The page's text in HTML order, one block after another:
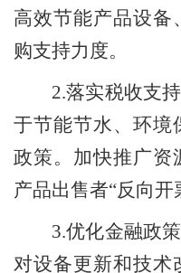
高效节能产品设备
购支持力度。
2.落实税收支
于节能节水、环境
政策。加快推广资
产品出售者“反向开
3.优化金融政
对设备更新和技术